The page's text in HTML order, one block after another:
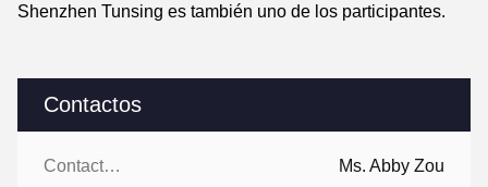
Contactos
Contactos: Ms. Abby Zou
Shenzhen Tunsing es también uno de los participantes.